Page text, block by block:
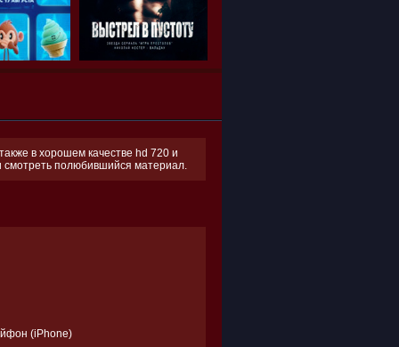
в хорошем качестве hd 720 и
смотреть полюбившийся материал.
(iPhone)